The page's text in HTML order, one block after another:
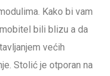
Kako bi vam
bili blizu a da
većih
Stolić je otporan na